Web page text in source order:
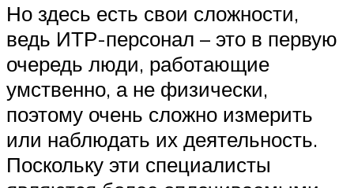
Но здесь есть свои сложности,
ведь ИТР-персонал – это в первую
очередь люди, работающие
умственно, а не физически,
поэтому очень сложно измерить
или наблюдать их деятельность.
Поскольку эти специалисты